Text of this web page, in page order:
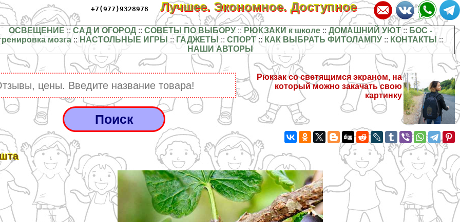
+7(977)9328978 Лучшее. Экономное. Доступное
ОСВЕЩЕНИЕ :: САД И ОГОРОД:: СОВЕТЫ ПО ВЫБОРУ:: РЮКЗАКИ к школе:: ДОМАШНИЙ УЮТ:: БОС -
мозга :: НАСТОЛЬНЫЕ ИГРЫ :: ГАДЖЕТЫ ::СПОРТ :: КАК ВЫБРАТЬ ФИТОЛАМПУ :: КОНТАКТЫ ::
НАШИ АВТОРЫ
Рюкзак со светящимся экраном, на
который можно закачать свою
картинку